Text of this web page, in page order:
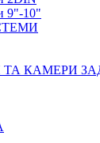
9"-10"
ТА КАМЕРИ